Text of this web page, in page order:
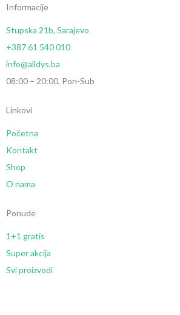
Informacije
Stupska 21b, Sarajevo
+387 61 540 010
info@alldys.ba
08:00 – 20:00, Pon-Sub
Linkovi
Početna
Kontakt
Shop
O nama
Ponude
1+1 gratis
Super akcija
Svi proizvodi